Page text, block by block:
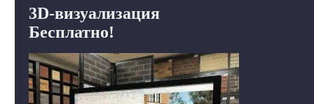
3D-визуализация
Бесплатно!